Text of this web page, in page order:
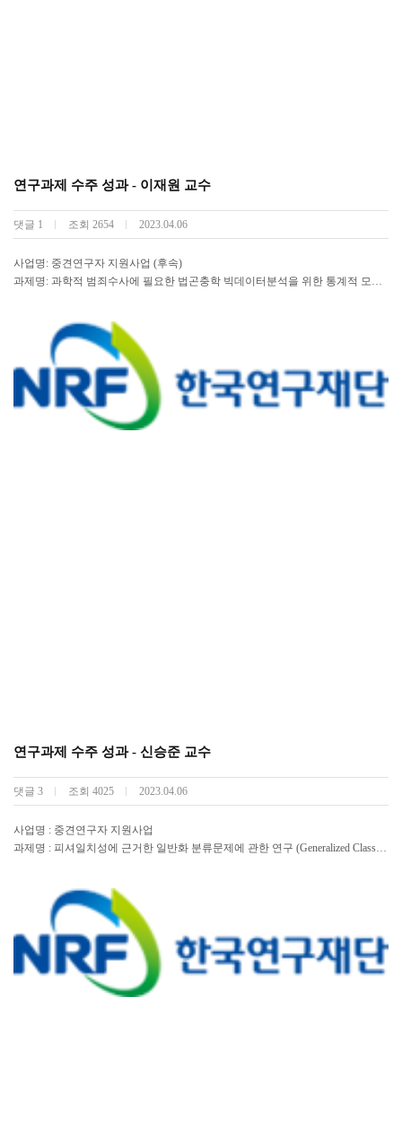
연구과제 수주 성과 - 이재원 교수
댓글 1 조회 2654 2023.04.06
사업명: 중견연구자 지원사업 (후속)
과제명: 과학적 범죄수사에 필요한 법곤충학 빅데이터분석을 위한 통계적 모형
연구과제 수주 성과 - 신승준 교수
댓글 3 조회 4025 2023.04.06
사업명 : 중견연구자 지원사업
과제명 : 피셔일치성에 근거한 일반화 분류문제에 관한 연구 (Generalized Classifi